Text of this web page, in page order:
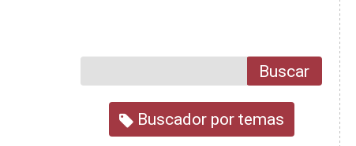
Buscar
Buscador por temas